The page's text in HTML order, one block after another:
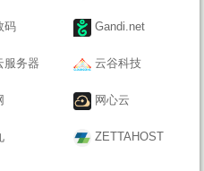
码 Gandi.net
服务器 云谷科技
网心云
ZETTAHOST